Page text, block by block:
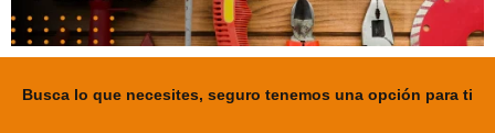
Busca lo que necesites, seguro tenemos una opción para ti